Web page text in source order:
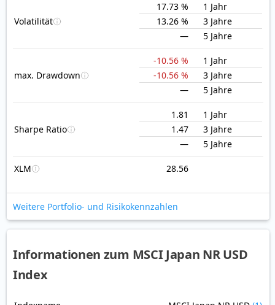
Volatilität
17.73 %
1 Jahr
13.26 %
3 Jahre
—
5 Jahre
max. Drawdown
-10.56 %
1 Jahr
-10.56 %
3 Jahre
—
5 Jahre
Sharpe Ratio
1.81
1 Jahr
1.47
3 Jahre
—
5 Jahre
XLM 28.56
Weitere Portfolio- und Risikokennzahlen
Informationen zum MSCI Japan NR USD
Index